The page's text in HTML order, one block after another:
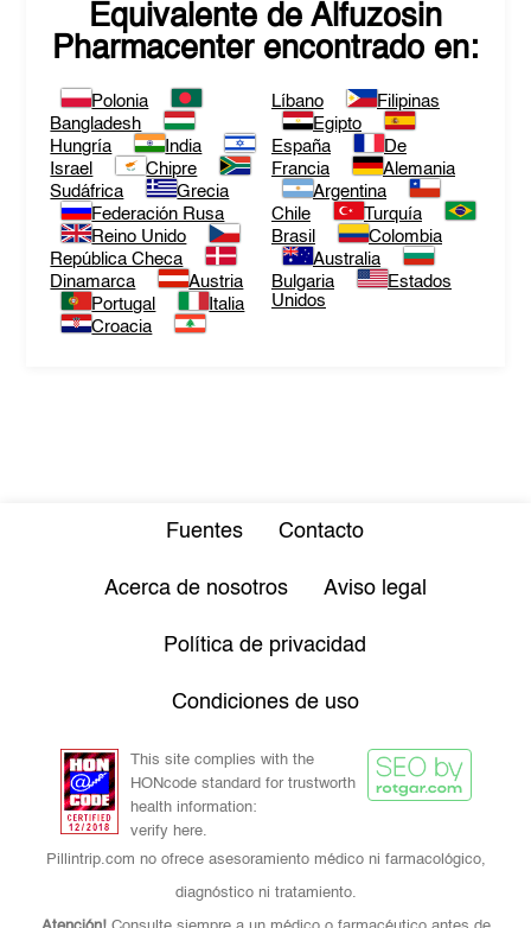
Equivalente de Alfuzosin
Pharmacenterencontrado en:
Polonia
Bangladesh
Hungría
India
Israel
Chipre
Sudáfrica
Grecia
Federación Rusa
Reino Unido
República Checa
Dinamarca
Austria
Portugal
Italia
Croacia
Líbano
Filipinas
Egipto
España
De
Francia
Alemania
Argentina
Chile
Turquía
Brasil
Colombia
Australia
Bulgaria
Estados
Unidos
Fuentes Contacto
Acerca de nosotros Aviso legal
Política de privacidad
Condiciones de uso
This site complies with the
HONcode standard for trustworth
health information:
verify here.
Pillintrip.com no ofrece asesoramiento médico ni farmacológico,
diagnóstico ni tratamiento.